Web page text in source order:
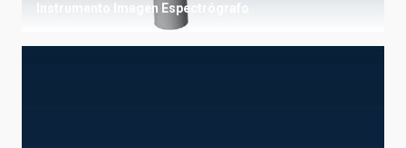
Instrumento
Imagen Espectrógrafo